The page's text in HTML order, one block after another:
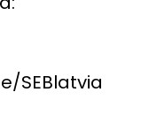
SEBlatvia